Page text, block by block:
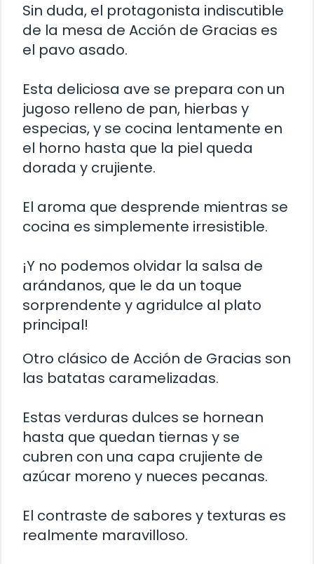
Sin duda, el protagonista indiscutible
de la mesa de Acción de Gracias es
el pavo asado.
Esta deliciosa ave se prepara con un
jugoso relleno de pan, hierbas y
especias, y se cocina lentamente en
el horno hasta que la piel queda
dorada y crujiente.
El aroma que desprende mientras se
cocina es simplemente irresistible.
¡Y no podemos olvidar la salsa de
arándanos, que le da un toque
sorprendente y agridulce al plato
principal!
Otro clásico de Acción de Gracias son
las batatas caramelizadas.
Estas verduras dulces se hornean
hasta que quedan tiernas y se
cubren con una capa crujiente de
azúcar moreno y nueces pecanas.
El contraste de sabores y texturas es
realmente maravilloso.